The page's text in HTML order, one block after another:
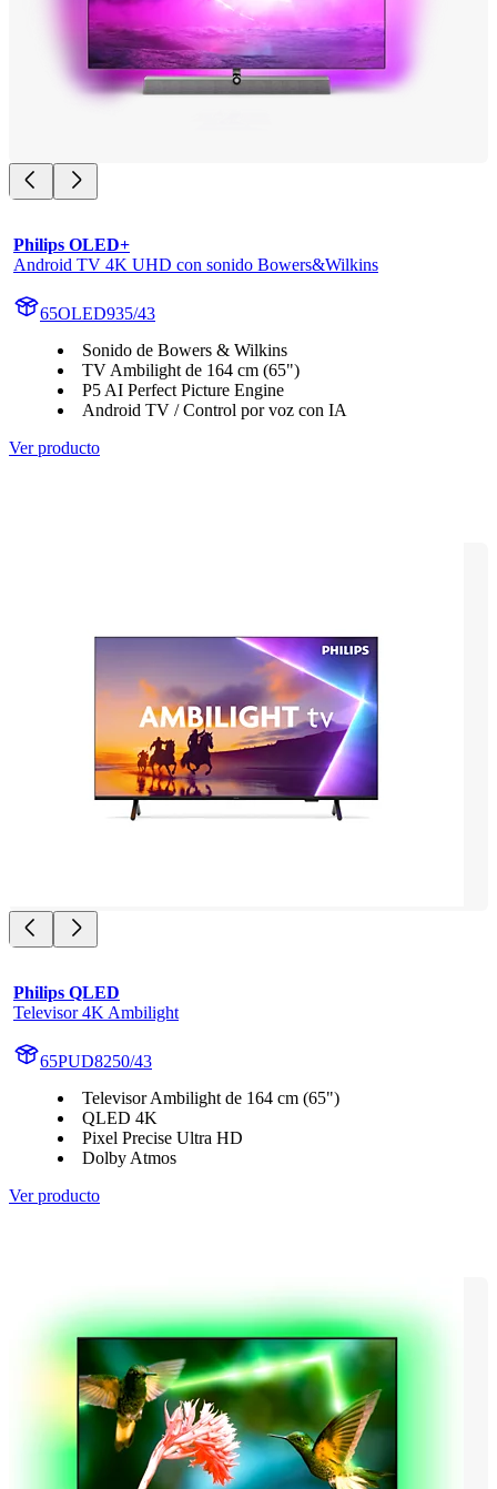
Philips OLED+
Android TV 4K UHD con sonido Bowers&Wilkins
65OLED935/43
Sonido de Bowers & Wilkins
TV Ambilight de 164 cm (65")
P5 AI Perfect Picture Engine
Android TV / Control por voz con IA
Ver producto
Philips QLED
Televisor 4K Ambilight
65PUD8250/43
Televisor Ambilight de 164 cm (65")
QLED 4K
Pixel Precise Ultra HD
Dolby Atmos
Ver producto